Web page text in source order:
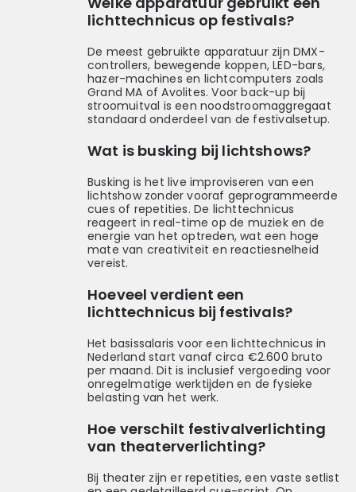
lichttechnicus op festivals?
De meest gebruikte apparatuur zijn DMX-
controllers, bewegende koppen, LED-bars,
hazer-machines en lichtcomputers zoals
Grand MA of Avolites. Voor back-up bij
stroomuitval is een noodstroomaggregaat
standaard onderdeel van de festivalsetup.
Wat is busking bij lichtshows?
Busking is het live improviseren van een
lichtshow zonder vooraf geprogrammeerde
cues of repetities. De lichttechnicus
reageert in real-time op de muziek en de
energie van het optreden, wat een hoge
mate van creativiteit en reactiesnelheid
vereist.
Hoeveel verdient een
lichttechnicus bij festivals?
Het basissalaris voor een lichttechnicus in
Nederland start vanaf circa €2.600 bruto
per maand. Dit is inclusief vergoeding voor
onregelmatige werktijden en de fysieke
belasting van het werk.
Hoe verschilt festivalverlichting
van theaterverlichting?
Bij theater zijn er repetities, een vaste setlist